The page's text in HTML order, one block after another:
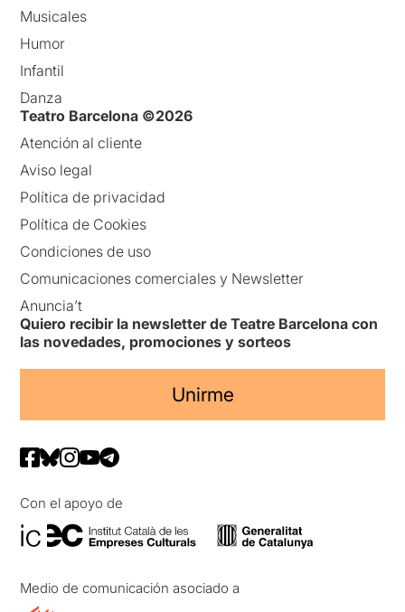
Musicales
Humor
Infantil
Danza
Teatro Barcelona ©2026
Atención al cliente
Aviso legal
Política de privacidad
Política de Cookies
Condiciones de uso
Comunicaciones comerciales y Newsletter
Anuncia’t
Quiero recibir la newsletter de Teatre Barcelona con
las novedades, promociones y sorteos
Unirme
Con el apoyo de
Medio de comunicación asociado a